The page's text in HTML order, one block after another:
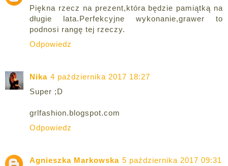
Piękna rzecz na prezent,która będzie pamiątką na
długie lata.Perfekcyjne wykonanie,grawer to
podnosi rangę tej rzeczy.
Odpowiedz
Nika 4 października 2017 18:27
Super ;D
grlfashion.blogspot.com
Odpowiedz
Agnieszka Markowska 5 października 2017 09:31